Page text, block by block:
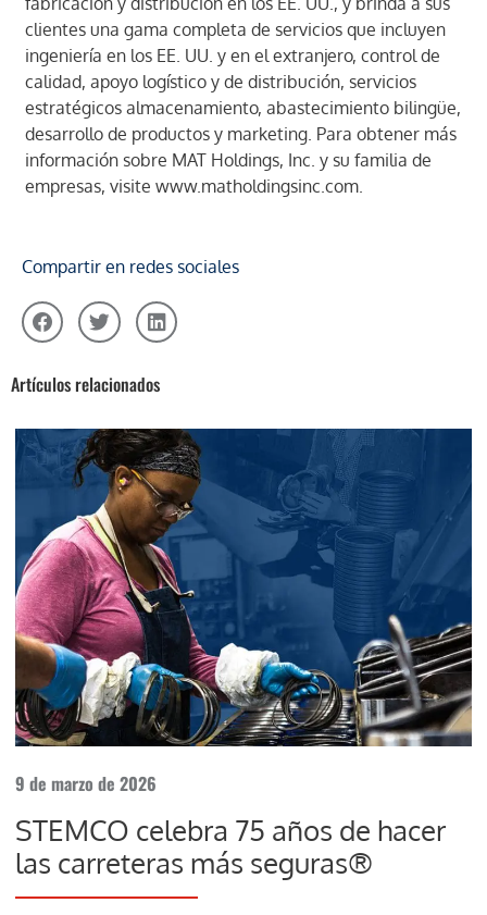
clientes una gama completa de servicios que incluyen
ingeniería en los EE. UU. y en el extranjero, control de
calidad, apoyo logístico y de distribución, servicios
estratégicos almacenamiento, abastecimiento bilingüe,
desarrollo de productos y marketing. Para obtener más
información sobre MAT Holdings, Inc. y su familia de
empresas, visitewww.matholdingsinc.com.
Compartir en redes sociales
Artículos relacionados
9 de marzo de 2026
STEMCO celebra 75 años de hacer
las carreteras más seguras®